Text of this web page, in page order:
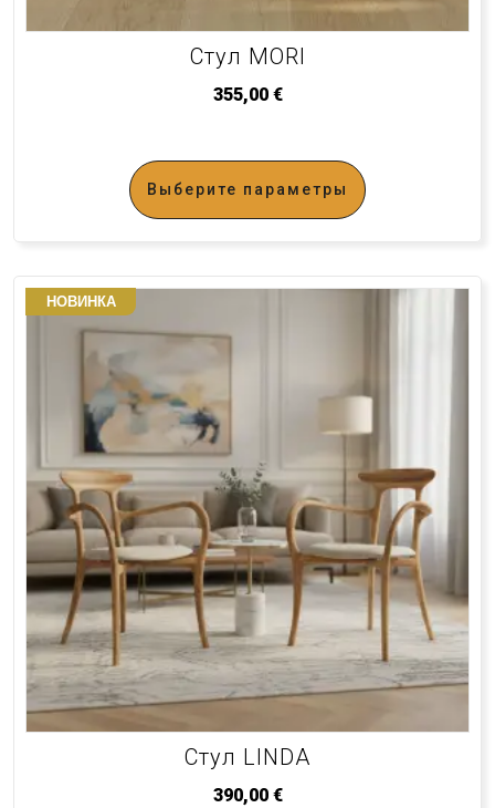
Стул MORI
355,00 €
Выберите параметры
НОВИНКА
Стул LINDA
390,00 €